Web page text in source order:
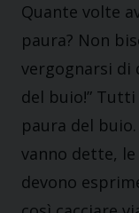
Quante volte
paura? Non
vergognarsi di
del buio!”
paura del
vanno dette,
devono